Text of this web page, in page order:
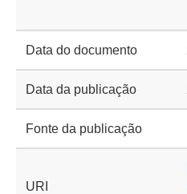
Data do documento
Data da publicação
Fonte da publicação
URI